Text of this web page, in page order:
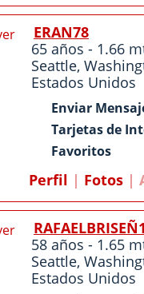
ERAN78
65 años - 1.66
Seattle,
Estados Unidos
Enviar
Tarjetas de
Favoritos
Perfil | Fotos |
58 años - 1.65
Seattle,
Estados Unidos